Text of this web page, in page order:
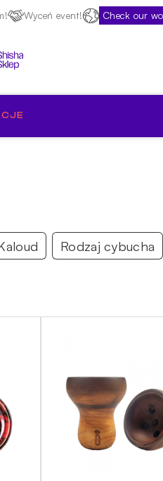
Wyceń event! Check our
Rodzaj cybucha